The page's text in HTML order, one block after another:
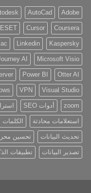
Adobe
AutoCad
Coursera
Cursor
ESET
Kaspersky
Linkedin
Microsoft Visio
AI
Otter AI
Power BI
Visual Studio
VPN
zoom أدوات SEO
استعلامات محادثة الكلمات
تحديث البيانات تحسين
تصدير البيانات تطبيقات